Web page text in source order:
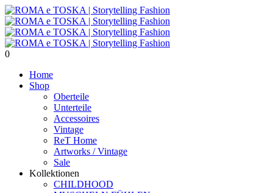
0
Home
Shop
Oberteile
Unterteile
Accessoires
Vintage
ReT Home
Artworks / Vintage
Sale
Kollektionen
CHILDHOOD